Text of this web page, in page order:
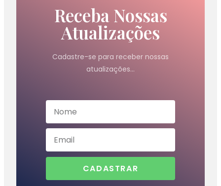
Receba Nossas
Atualizações
Cadastre-se para receber nossas
atualizações…
CADASTRAR